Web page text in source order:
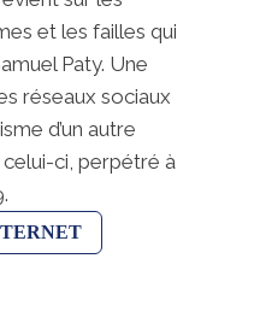
et les failles qui
Paty. Une
réseaux sociaux
d’un autre
ci, perpétré à